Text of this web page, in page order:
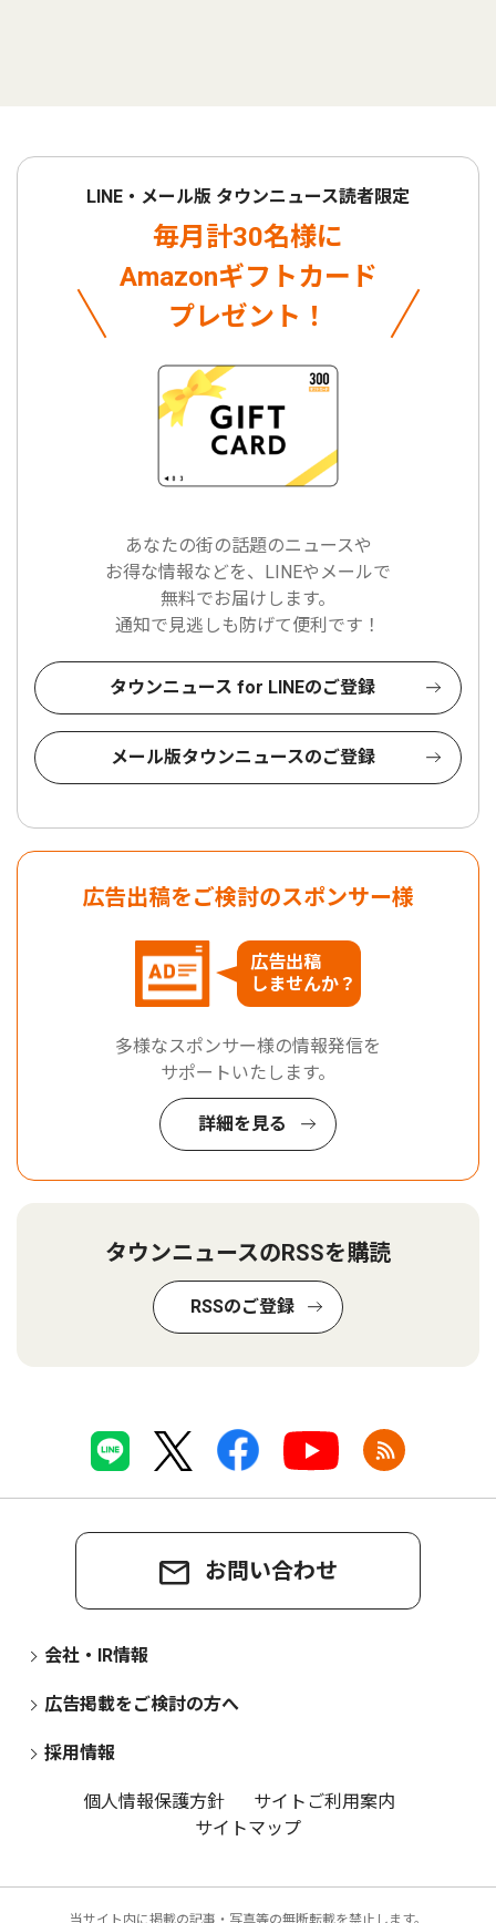
LINE・メール版 タウンニュース読者限定
毎月計30名様に
Amazonギフトカード
プレゼント！
あなたの街の話題のニュースや
お得な情報などを、LINEやメールで
無料でお届けします。
通知で見逃しも防げて便利です！
タウンニュース for LINEのご登録
メール版タウンニュースのご登録
広告出稿をご検討のスポンサー様
広告出稿
しませんか？
多様なスポンサー様の情報発信を
サポートいたします。
詳細を見る
タウンニュースのRSSを購読
RSSのご登録
お問い合わせ
会社・IR情報
広告掲載をご検討の方へ
採用情報
個人情報保護方針
サイトご利用案内
サイトマップ
当サイト内に掲載の記事・写真等の無断転載を禁止します。